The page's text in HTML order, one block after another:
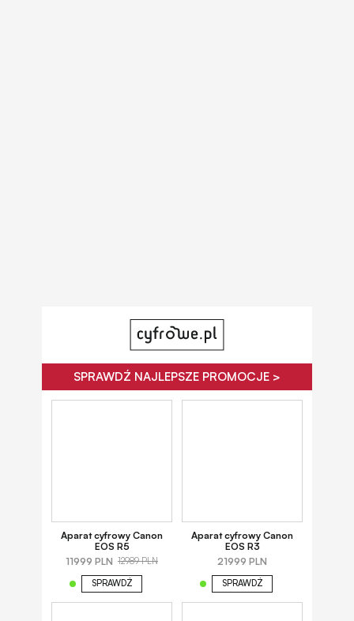
SPRAWDŹ NAJLEPSZE PROMOCJE >
Aparat cyfrowy Canon
EOS R5
11999 PLN 12989 PLN
SPRAWDŹ
Aparat cyfrowy Canon
EOS R3
21999 PLN
SPRAWDŹ